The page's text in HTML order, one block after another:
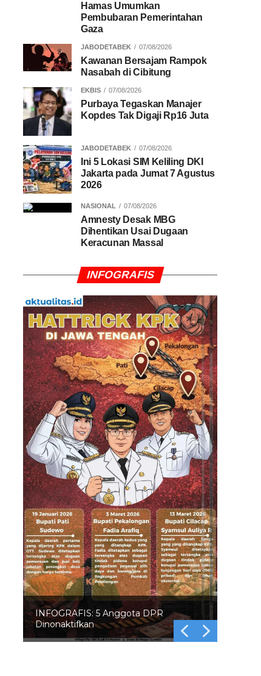
Hamas Umumkan
Pembubaran Pemerintahan
Gaza
JABODETABEK 07/08/2026
Kawanan Bersajam Rampok
Nasabah di Cibitung
EKBIS 07/08/2026
Purbaya Tegaskan Manajer
Kopdes Tak Digaji Rp16 Juta
JABODETABEK 07/08/2026
Ini 5 Lokasi SIM Keliling DKI
Jakarta pada Jumat 7 Agustus
2026
NASIONAL 07/08/2026
Amnesty Desak MBG
Dihentikan Usai Dugaan
Keracunan Massal
INFOGRAFIS
INFOGRAFIS: 5 Anggota DPR
Dinonaktifkan